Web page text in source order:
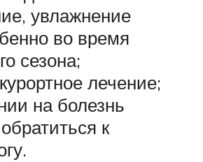
увлажнение
во время
сезона;
лечение;
на болезнь
к